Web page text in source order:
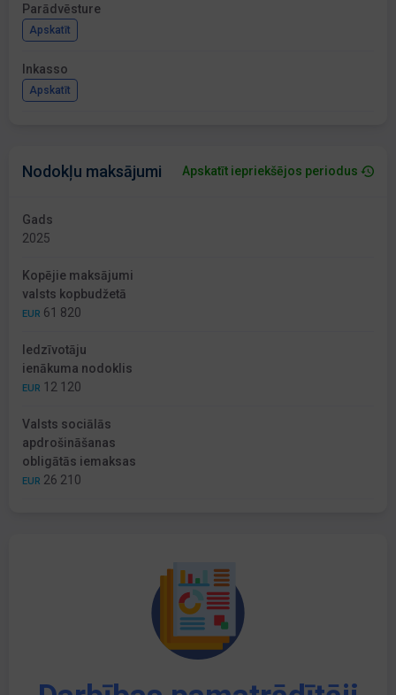
Parādvēsture
Apskatīt
Inkasso
Apskatīt
Nodokļu maksājumi Apskatīt iepriekšējos periodus
Gads
2025
Kopējie maksājumi
valsts kopbudžetā
EUR 61 820
Iedzīvotāju
ienākuma nodoklis
EUR 12 120
Valsts sociālās
apdrošināšanas
obligātās iemaksas
EUR 26 210